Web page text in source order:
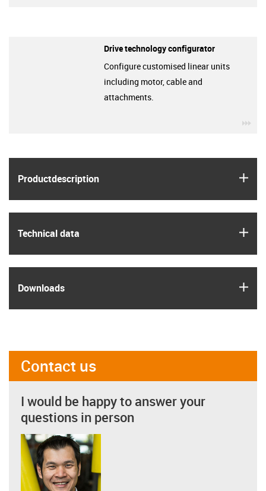
Product­description
Technical data
Downloads
Drive technology configurator
Configure customised linear units
including motor, cable and
attachments.
Contact us
I would be happy to answer your
questions in person